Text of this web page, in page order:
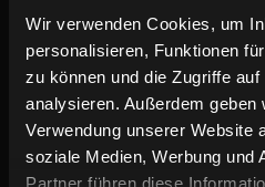
Wir verwenden Cookies, um
personalisieren, Funktionen
zu können und die Zugriffe
analysieren. Außerdem
Verwendung unserer Website
soziale Medien, Werbung und
Partner führen diese
Filmpaket: Dieser Film ist Teil des
Mehrsprachige OV mit
Deutsche UT/Dokumentarfilm/
Gwendolyn ist das Porträt einer
ohne Furcht den